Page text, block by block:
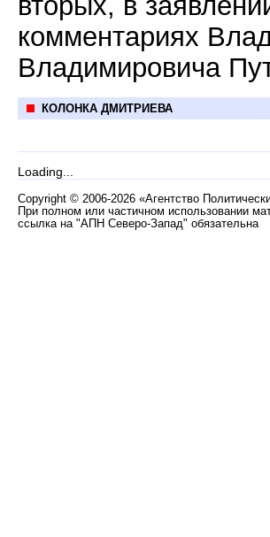
комментариях
Владимировича
КОЛОНКА ДМИТРИЕВА
Loading...
Copyright © 2006-2026 «Агентство
При полном или частичном использовании
ссылка на "АПН Северо-Запад" обязательна